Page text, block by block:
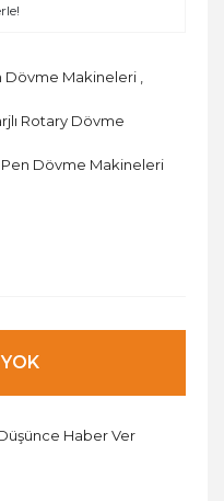
Dövme Makineleri
Rotary Dövme
Pen Dövme Makineleri
Haber Ver